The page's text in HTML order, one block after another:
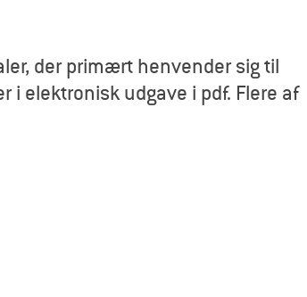
der primært henvender sig til
elektronisk udgave i pdf. Flere af